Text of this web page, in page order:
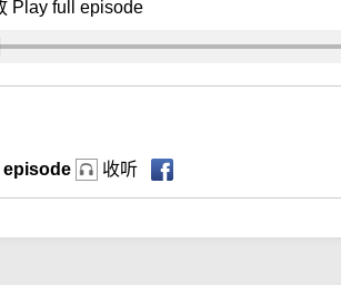
Play full episode
episode 收听